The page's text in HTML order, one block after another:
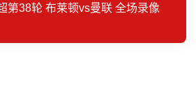
第38轮 布莱顿vs曼联 全场录像